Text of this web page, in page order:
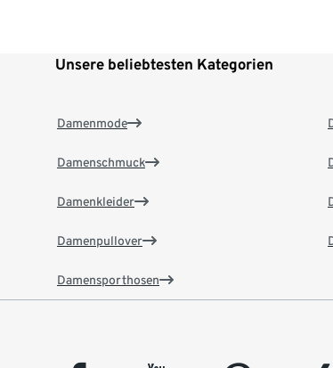
Unsere beliebtesten Kategorien
Damenmode
Damenschmuck
Damenkleider
Damenpullover
Damensporthosen